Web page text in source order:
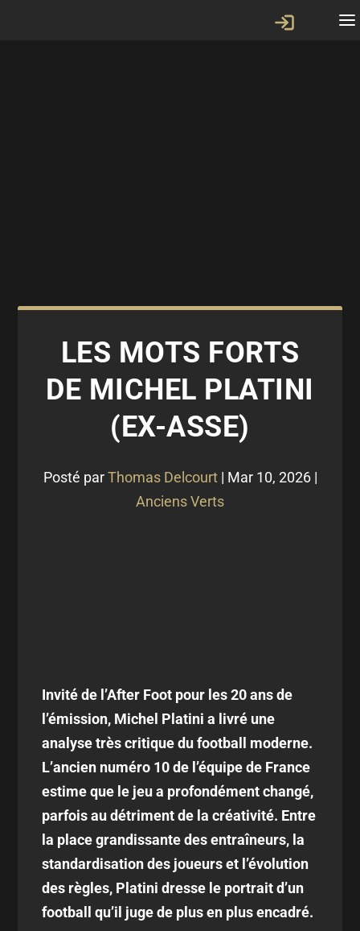
LES MOTS FORTS
DE MICHEL PLATINI
(EX-ASSE)
Posté parThomas Delcourt| Mar 10, 2026|
Anciens Verts
Invité de l’After Foot pour les 20 ans de
l’émission, Michel Platini a livré une
analyse très critique du football moderne.
L’ancien numéro 10 de l’équipe de France
estime que le jeu a profondément changé,
parfois au détriment de la créativité. Entre
la place grandissante des entraîneurs, la
standardisation des joueurs et l’évolution
des règles, Platini dresse le portrait d’un
football qu’il juge de plus en plus encadré.